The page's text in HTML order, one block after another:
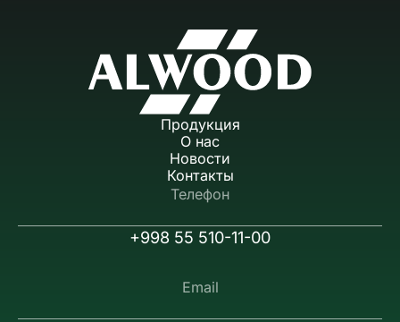
Продукция
О нас
Новости
Контакты
Телефон
+998 55 510-11-00
Email